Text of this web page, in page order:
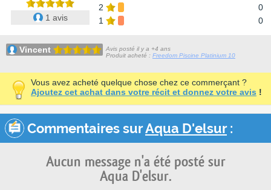
1 avis
2
0
1
0
Vincent
Avis posté il y a +4 ans
Produit acheté : Freedom Piscine Platinium 10
Vous avez acheté quelque chose chez ce commerçant ?
Ajoutez cet achat dans votre récit et donnez votre avis !
Commentaires surAqua D'elsur:
Aucun message n'a été posté sur
Aqua D'elsur.